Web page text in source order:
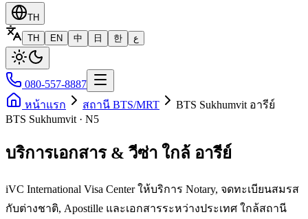
TH
TH
EN 中 日 한 ع
080-557-8887
หน้าแรก
สถานี BTS/MRT
BTS Sukhumvit อารีย์
BTS Sukhumvit · N5
บริการเอกสาร & วีซ่า ใกล้ อารีย์
iVC International Visa Center ให้บริการ Notary, จดทะเบียนสมรส
กับต่างชาติ, Apostille และเอกสารระหว่างประเทศ ใกล้สถานี